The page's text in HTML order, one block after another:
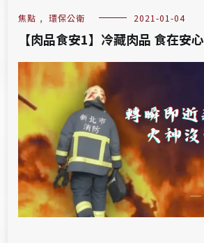
焦點 , 環保公衛 2021-01-04
【肉品食安1】冷藏肉品 食在安心